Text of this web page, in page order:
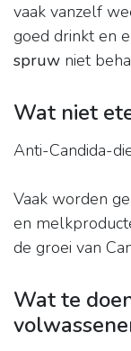
vaak vanzelf
goed drinkt en
spruw niet
Wat niet
Anti-Candida-
Vaak worden
en
de groei van
Wat te